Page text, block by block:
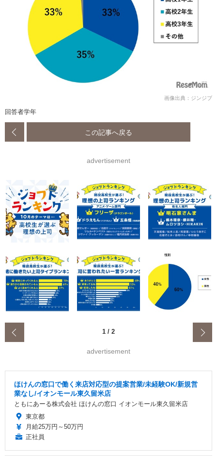
画像出典：ジンジブ
回答者学年
この記事へ戻る
advertisement
1 / 2
advertisement
ほけんの窓口で働く来店対応型の提案営業/未経験OK/新規営
業なし/イオンモール東久留米店
ともにあーる株式会社 ほけんの窓口 イオンモール東久留米店
東京都
月給25万円～50万円
正社員